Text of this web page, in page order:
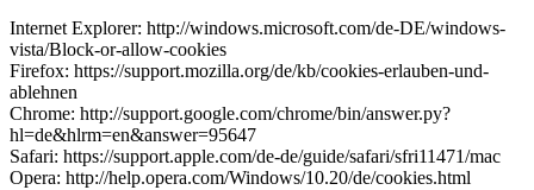
Internet Explorer: http://windows.microsoft.com/de-DE/windows-
vista/Block-or-allow-cookies
Firefox: https://support.mozilla.org/de/kb/cookies-erlauben-und-
ablehnen
Chrome: http://support.google.com/chrome/bin/answer.py?
hl=de&hlrm=en&answer=95647
Safari: https://support.apple.com/de-de/guide/safari/sfri11471/mac
Opera: http://help.opera.com/Windows/10.20/de/cookies.html